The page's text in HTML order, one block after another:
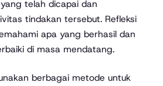
telah dicapai dan
tindakan tersebut. Refleksi
apa yang berhasil dan
di masa mendatang.
berbagai metode untuk